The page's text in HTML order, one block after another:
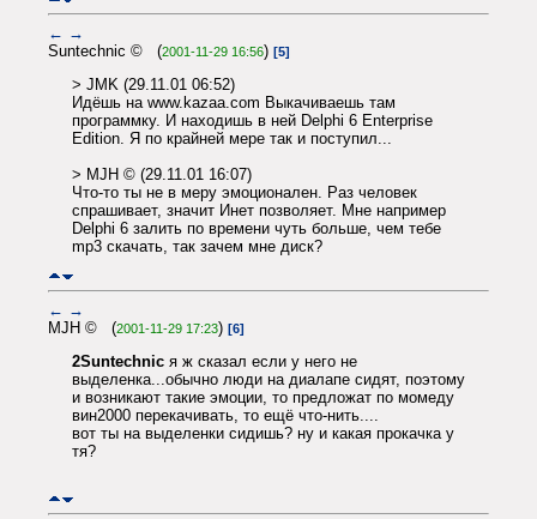
← →
Suntechnic © (2001-11-29 16:56) [5]
> JMK (29.11.01 06:52)
Идёшь на www.kazaa.com Выкачиваешь там
программку. И находишь в ней Delphi 6 Enterprise
Edition. Я по крайней мере так и поступил...
> MJH © (29.11.01 16:07)
Что-то ты не в меру эмоционален. Раз человек
спрашивает, значит Инет позволяет. Мне например
Delphi 6 залить по времени чуть больше, чем тебе
mp3 скачать, так зачем мне диск?
← →
MJH © (2001-11-29 17:23) [6]
2Suntechnic я ж сказал если у него не
выделенка...обычно люди на диалапе сидят, поэтому
и возникают такие эмоции, то предложат по момеду
вин2000 перекачивать, то ещё что-нить....
вот ты на выделенки сидишь? ну и какая прокачка у
тя?